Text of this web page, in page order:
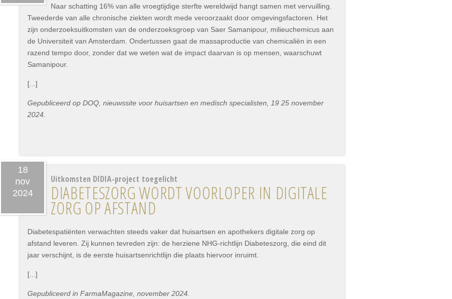
Naar schatting 16% van alle vroegtijdige sterfte wereldwijd hangt samen met vervuilling.
Tweederde van alle chronische ziekten wordt mede veroorzaakt door omgevingsfactoren. Het
zijn onderzoeksuitkomsten van de onderzoeksgroep van Saer Samanipour, milieuchemicus aan
de Universiteit van Amsterdam. Ondertussen gaat de massaproductie van chemicaliën in een
razend tempo door, zonder dat we weten wat de impact daarvan is op mensen, waarschuwt
Samanipour.
[...]
Gepubliceerd op DOQ, nieuwssite voor huisartsen en medisch specialisten, 19 25 november
2024.
18
nov
2024
Uitkomsten DIDIA-project toegelicht
DIABETESZORG WORDT VOORLOPER IN DIGITALE
ZORG OP AFSTAND
Diabetespatiënten verwachten steeds vaker dat huisartsen en apothekers digitale zorg op
afstand leveren. Zij kunnen tevreden zijn: de herziene NHG-richtlijn Diabeteszorg, die eind dit
jaar verschijnt, is de eerste huisartsenrichtlijn die plaats hiervoor inruimt.
[...]
Gepubliceerd in FarmaMagazine, november 2024.